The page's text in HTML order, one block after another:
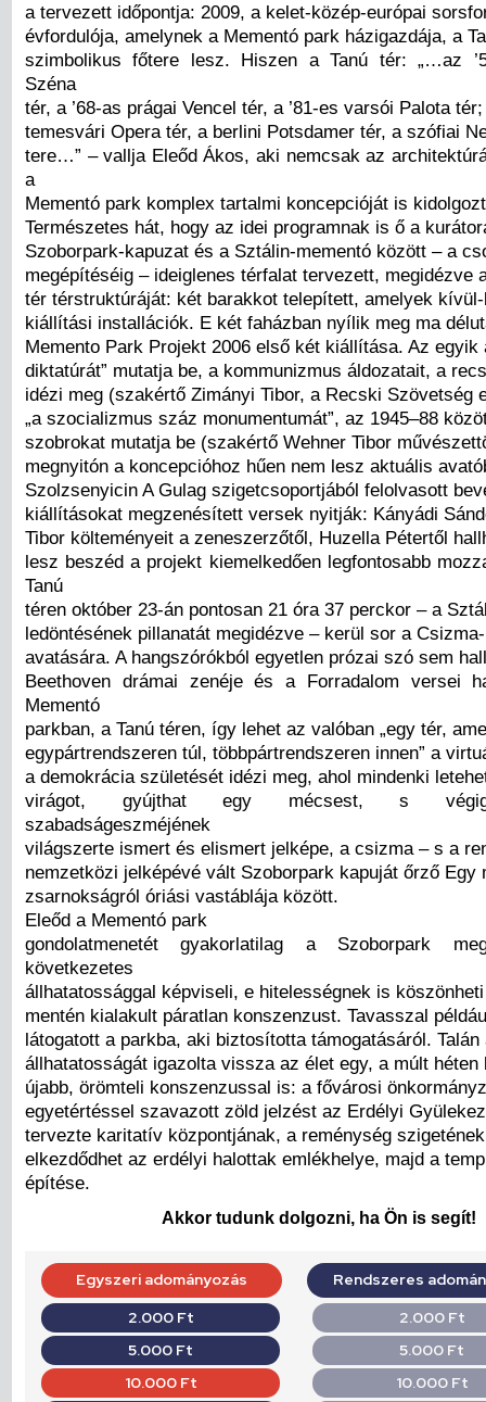
a tervezett időpontja: 2009, a kelet-közép-európai
évfordulója, amelynek a Mementó park házigazdája, a
szimbolikus főtere lesz. Hiszen a Tanú tér: „…az
Széna
tér, a ’68-as prágai Vencel tér, a ’81-es varsói Palota tér;
temesvári Opera tér, a berlini Potsdamer tér, a szófiai
tere…” – vallja Eleőd Ákos, aki nemcsak az
a
Mementó park komplex tartalmi koncepcióját is
Természetes hát, hogy az idei programnak is ő a
Szoborpark-kapuzat és a Sztálin-mementó között – a
megépítéséig – ideiglenes térfalat tervezett, megidézve
tér térstruktúráját: két barakkot telepített, amelyek
kiállítási installációk. E két faházban nyílik meg ma
Memento Park Projekt 2006 első két kiállítása. Az egyik
diktatúrát” mutatja be, a kommunizmus áldozatait, a
idézi meg (szakértő Zimányi Tibor, a Recski Szövetség
„a szocializmus száz monumentumát”, az 1945–88
szobrokat mutatja be (szakértő Wehner Tibor
megnyitón a koncepcióhoz hűen nem lesz aktuális
Szolzsenyicin A Gulag szigetcsoportjából felolvasott
kiállításokat megzenésített versek nyitják: Kányádi
Tibor költeményeit a zeneszerzőtől, Huzella Pétertől
lesz beszéd a projekt kiemelkedően legfontosabb
Tanú
téren október 23-án pontosan 21 óra 37 perckor – a
ledöntésének pillanatát megidézve – kerül sor a
avatására. A hangszórókból egyetlen prózai szó sem
Beethoven drámai zenéje és a Forradalom versei
Mementó
parkban, a Tanú téren, így lehet az valóban „egy tér,
egypártrendszeren túl, többpártrendszeren innen” a
a demokrácia születését idézi meg, ahol mindenki
virágot, gyújthat egy mécsest, s
szabadságeszméjének
világszerte ismert és elismert jelképe, a csizma – s a
nemzetközi jelképévé vált Szoborpark kapuját őrző Egy
zsarnokságról óriási vastáblája között.
Eleőd a Mementó park
gondolatmenetét gyakorlatilag a Szoborpark
következetes
állhatatossággal képviseli, e hitelességnek is
mentén kialakult páratlan konszenzust. Tavasszal
látogatott a parkba, aki biztosította támogatásáról.
állhatatosságát igazolta vissza az élet egy, a múlt héten
újabb, örömteli konszenzussal is: a fővárosi
egyetértéssel szavazott zöld jelzést az Erdélyi
tervezte karitatív központjának, a reménység
elkezdődhet az erdélyi halottak emlékhelye, majd a
építése.
Akkor tudunk dolgozni, ha Ön is segít!